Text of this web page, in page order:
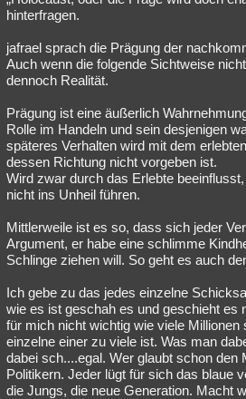
hinterfragen.
jafrael sprach die Prägung der
Auch wenn die folgende Sichtweise
dennoch Realität.
Prägung ist eine äußerlich
Rolle im Handeln und sein desjenigen
späteres Verhalten wird mit dem
dessen Richtung nicht vorgeben ist.
Wird zwar durch das Erlebte
nicht ins Unheil führen.
Mittlerweile ist es so, dass sich jeder
Argument, er habe eine schlimme
Schlinge ziehen will. So geht es auch
Ich gebe zu das jedes einzelne
wie es ist geschah es und geschieht es
für mich nicht wichtig wie viele Millionen
einzelne einer zu viele ist. Was man
dabei sch....egal. Wer glaubt schon den
Politikern. Jeder lügt für sich das blaue
die Jungs, die neue Generation. Macht